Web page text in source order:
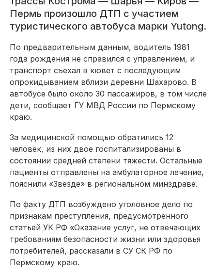
Пермь произошло ДТП с участием
туристического автобуса марки Yutong.
По предварительным данным, водитель 1981
года рождения не справился с управлением, и
транспорт съехал в кювет с последующим
опрокидыванием вблизи деревни Шахарово. В
автобусе было около 30 пассажиров, в том числе
дети, сообщает ГУ МВД России по Пермскому
краю.
За медицинской помощью обратились 12
человек, из них двое госпитализированы в
состоянии средней степени тяжести. Остальные
пациенты отправлены на амбулаторное лечение,
пояснили «Звезде» в региональном минздраве.
По факту ДТП возбуждено уголовное дело по
признакам преступления, предусмотренного
статьей УК РФ «Оказание услуг, не отвечающих
требованиям безопасности жизни или здоровья
потребителей, рассказали в СУ СК РФ по
Пермскому краю.